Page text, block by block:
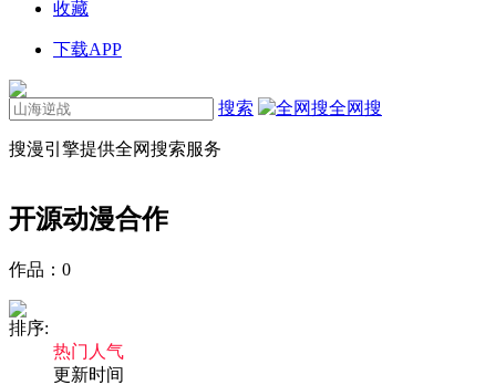
收藏
下载APP
搜索 全网搜
搜漫引擎提供全网搜索服务
开源动漫合作
作品： 0
排序:
热门人气
更新时间